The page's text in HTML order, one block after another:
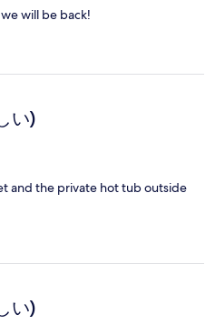
will be back!
い)
and the private hot tub outside
い)